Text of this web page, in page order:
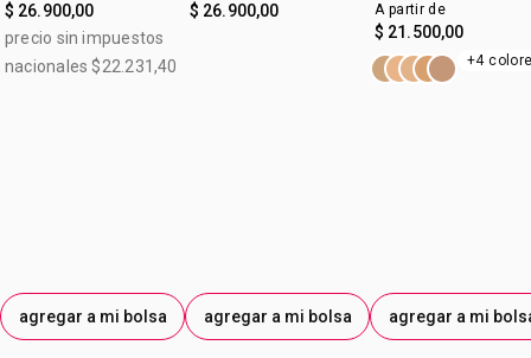
Mauve 3,6g
$ 26.900,00
precio sin impuestos
nacionales $22.231,40
agregar a mi bolsa
$ 26.900,00
agregar a mi bolsa
A partir de
$ 21.500,00
+4
agregar a mi